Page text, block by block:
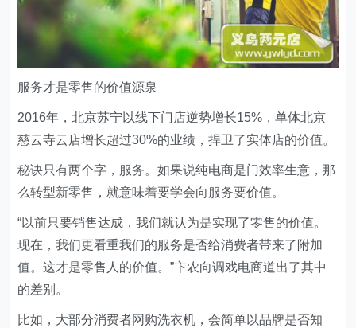
服务才是零售的价值源泉
2016年，北京苏宁以线下门店逆势增长15%，单体北京
慈云寺云店增长超过30%的业绩，捍卫了实体店的价值。
秘诀只有两个字，服务。如果说纯电商是门效率生意，那
么转型新零售，就意味着要学会向服务要价值。
“以前只要销售达成，我们就认为是实现了零售的价值。
现在，我们更看重我们的服务是否给消费者带来了附加
值。这才是零售人的价值。”卞农向调戏电商道出了其中
的差别。
比如，大部分消费者网购洗衣机，会简单以品牌是否知